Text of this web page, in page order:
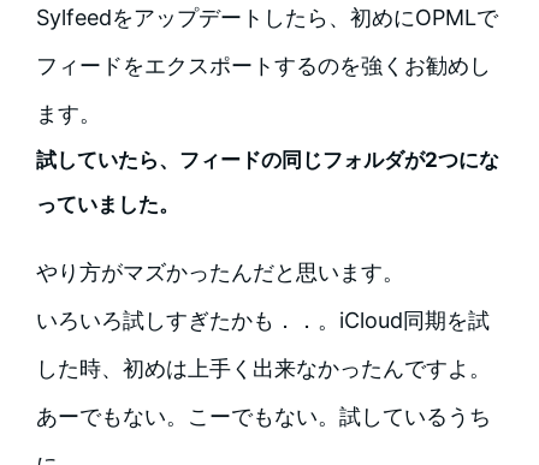
Sylfeedをアップデートしたら、初めにOPMLで
フィードをエクスポートするのを強くお勧めし
ます。
試していたら、フィードの同じフォルダが2つにな
っていました。
やり方がマズかったんだと思います。
いろいろ試しすぎたかも．．。iCloud同期を試
した時、初めは上手く出来なかったんですよ。
あーでもない。こーでもない。試しているうち